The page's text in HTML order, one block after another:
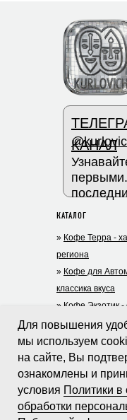
КАТАЛОГ
» Кофе Терра -
региона
» Кофе для
классика вкуса
» Кофе Экзотик -
опыт
» Дрип-кофе
» Чай
»Какао и
»
Заваривание
» Политика в
персональных
КАНАЛ
Для повышения
мы используем
на сайте, Вы
ознакомлены и
условия Политики
обработки